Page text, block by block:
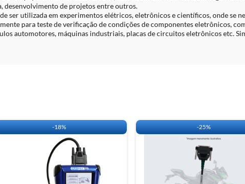
de projetos entre outros.
ser utilizada em experimentos elétricos, eletrônicos e científicos, onde se
para teste de verificação de condições de componentes eletrônicos,
automotores, máquinas industriais, placas de circuitos eletrônicos etc.
-18% -25%